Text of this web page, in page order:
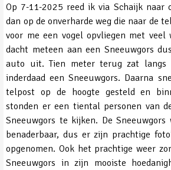
Op 7-11-2025 reed ik via Schaijk naar
dan op de onverharde weg die naar de
voor me een vogel opvliegen met
dacht meteen aan een Sneeuwgors
auto uit. Tien meter terug zat langs
inderdaad een Sneeuwgors. Daarna
telpost op de hoogte gesteld en
stonden er een tiental personen van
Sneeuwgors te kijken. De
benaderbaar, dus er zijn prachtige
opgenomen. Ook het prachtige weer
Sneeuwgors in zijn mooiste